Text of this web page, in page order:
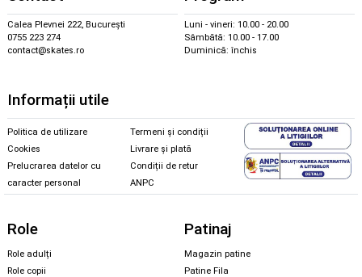
Calea Plevnei 222, București
0755 223 274
contact@skates.ro
Luni - vineri: 10.00 - 20.00
Sâmbătă: 10.00 - 17.00
Duminică: închis
Informații utile
Politica de utilizare
Cookies
Prelucrarea datelor cu
caracter personal
Termeni și condiții
Livrare și plată
Condiții de retur
ANPC
Role
Role adulți
Role copii
Patinaj
Magazin patine
Patine Fila